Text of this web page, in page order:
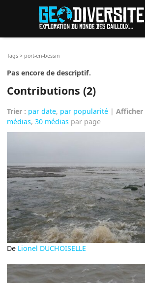
Tags > port-en-bessin
Pas encore de descriptif.
Contributions (2)
Trier : par date, par popularité |Afficher
médias,30 médias par page
De Lionel DUCHOISELLE